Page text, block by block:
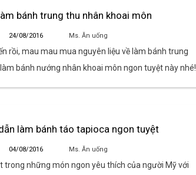
bánh trung thu nhân khoai môn
24/08/2016 Ms. Ăn uống
rồi, mau mau mua nguyên liệu về làm bánh trung
bánh nướng nhân khoai môn ngon tuyệt này nhé!
làm bánh táo tapioca ngon tuyệt
04/08/2016 Ms. Ăn uống
trong những món ngon yêu thích của người Mỹ với